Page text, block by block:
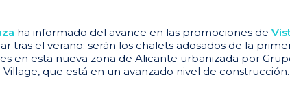
ha informado del avance en las promociones de
tras el verano: serán los chalets adosados de la
en esta nueva zona de Alicante urbanizada por
que está en un avanzado nivel de construcción.